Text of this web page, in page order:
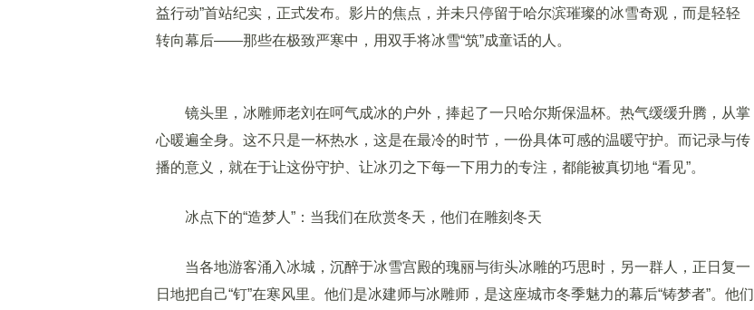
益行动”首站纪实，正式发布。影片的焦点，并未只停留于哈尔滨璀璨的冰雪奇观，而是轻轻
转向幕后——那些在极致严寒中，用双手将冰雪“筑”成童话的人。
镜头里，冰雕师老刘在呵气成冰的户外，捧起了一只哈尔斯保温杯。热气缓缓升腾，从掌
心暖遍全身。这不只是一杯热水，这是在最冷的时节，一份具体可感的温暖守护。而记录与传
播的意义，就在于让这份守护、让冰刃之下每一下用力的专注，都能被真切地 “看见”。
冰点下的“造梦人”：当我们在欣赏冬天，他们在雕刻冬天
当各地游客涌入冰城，沉醉于冰雪宫殿的瑰丽与街头冰雕的巧思时，另一群人，正日复一
日地把自己“钉”在寒风里。他们是冰建师与冰雕师，是这座城市冬季魅力的幕后“铸梦者”。他们